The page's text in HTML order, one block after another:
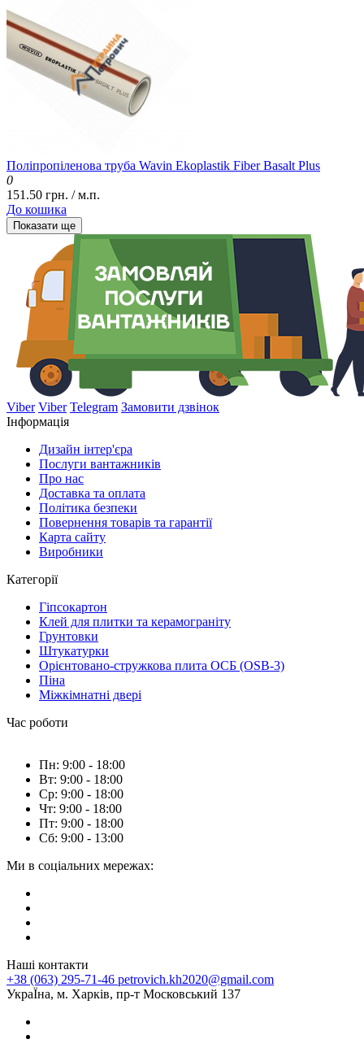
Поліпропіленова труба Wavin Ekoplastik Fiber Basalt Plus
0
151.50 грн. / м.п.
До кошика
Показати ще
Viber Viber Telegram Замовити дзвінок
Інформація
Дизайн інтер'єра
Послуги вантажників
Про нас
Доставка та оплата
Політика безпеки
Повернення товарів та гарантії
Карта сайту
Виробники
Категорії
Гіпсокартон
Клей для плитки та керамограніту
Грунтовки
Штукатурки
Орієнтовано-стружкова плита ОСБ (OSB-3)
Піна
Міжкімнатні двері
Час роботи
Пн: 9:00 - 18:00
Вт: 9:00 - 18:00
Ср: 9:00 - 18:00
Чт: 9:00 - 18:00
Пт: 9:00 - 18:00
Сб: 9:00 - 13:00
Ми в соціальних мережах:
Наші контакти
+38 (063) 295-71-46 petrovich.kh2020@gmail.com
УкраЇна, м. Харків, пр-т Московський 137